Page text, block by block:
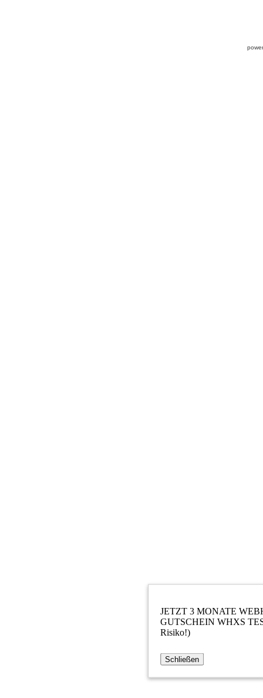
JETZT 3 MONATE
GUTSCHEIN WHXS
Risiko!)
Schließen